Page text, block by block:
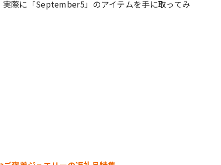
際に「September5」のアイテムを手に取ってみ